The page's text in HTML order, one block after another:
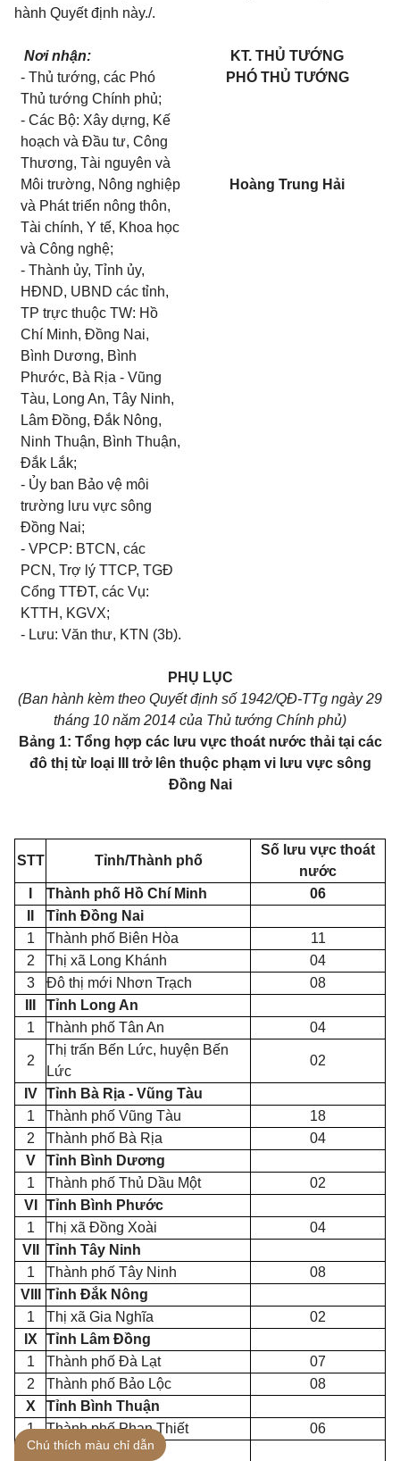
hành Quyết định này./.
Nơi nhận:
- Thủ tướng, các Phó
Thủ tướng Chính phủ;
- Các Bộ: Xây dựng, Kế
hoạch và Đầu tư, Công
Thương, Tài nguyên và
Môi trường, Nông nghiệp
và Phát triển nông thôn,
Tài chính, Y tế, Khoa học
và Công nghệ;
- Thành ủy, Tỉnh ủy,
HĐND, UBND các tỉnh,
TP trực thuộc TW: Hồ
Chí Minh, Đồng Nai,
Bình Dương, Bình
Phước, Bà Rịa - Vũng
Tàu, Long An, Tây Ninh,
Lâm Đồng, Đắk Nông,
Ninh Thuận, Bình Thuận,
Đắk Lắk;
- Ủy ban Bảo vệ môi
trường lưu vực sông
Đồng Nai;
- VPCP: BTCN, các
PCN, Trợ lý TTCP, TGĐ
Cổng TTĐT, các Vụ:
KTTH, KGVX;
- Lưu: Văn thư, KTN (3b).
KT. THỦ TƯỚNG
PHÓ THỦ TƯỚNG
Hoàng Trung Hải
PHỤ LỤC
(Ban hành kèm theo Quyết định số 1942/QĐ-TTg ngày 29
tháng 10 năm 2014 của Thủ tướng Chính phủ)
Bảng 1: Tổng hợp các lưu vực thoátnước thải tại các
đô thị từ loại III trở lên thuộc phạm vi lưu vực sông
Đồng Nai
STT Tỉnh/Thành phố
Số lưu vực thoát
nước
Thành phố Hồ Chí Minh
06
Tỉnh Đồng Nai
1
Thành phố Biên Hòa
11
2
Thị xã Long Khánh
04
3
Đô thị mới Nhơn Trạch
08
Tỉnh Long An
1
Thành phố Tân An 04
2
Thị trấn Bến Lức, huyện Bến
Lức
02
IV
Tỉnh Bà Rịa - Vũng Tàu
1
Thành phố Vũng Tàu
18
2
Thành phố Bà Rịa
04
V
Tỉnh Bình Dương
1
Thành phố Thủ Dầu Một
02
VI
Tỉnh Bình Phước
1
Thị xã Đồng Xoài
04
VII
Tỉnh Tây Ninh
1
Thành phố Tây Ninh
08
VIII
Tỉnh Đắk Nông
1
Thị xã Gia Nghĩa
02
IX
Tỉnh Lâm Đồng
1
Thành phố Đà Lạt
07
2
Thành phố Bảo Lộc
08
X
Tỉnh Bình Thuận
1
Thành phố Phan Thiết
06
XI
Tỉnh Ninh Thuận
Chú thích màu chỉ dẫn